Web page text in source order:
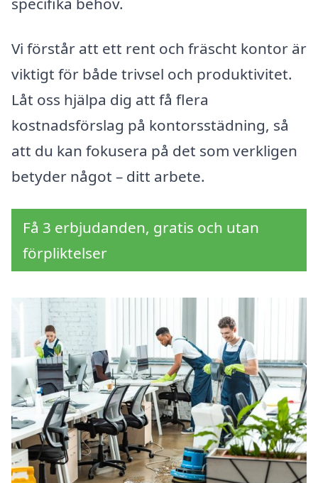
Vi förstår att ett rent och fräscht kontor är
viktigt för både trivsel och produktivitet.
Låt oss hjälpa dig att få flera
kostnadsförslag på kontorsstädning, så
att du kan fokusera på det som verkligen
betyder något – ditt arbete.
Få 3 erbjudanden, gratis och utan
förpliktelser